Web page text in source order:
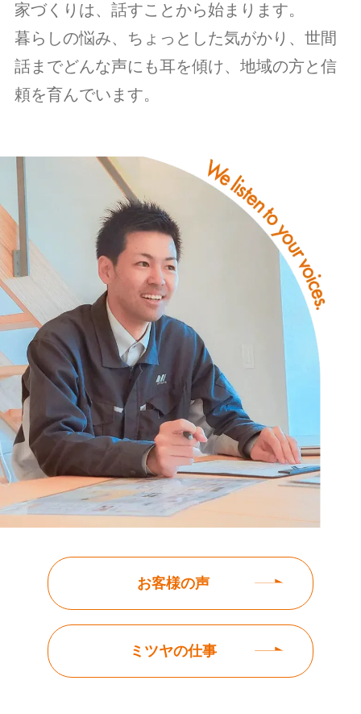
家づくりは、話すことから始まります。
暮らしの悩み、ちょっとした気がかり、世間
話までどんな声にも耳を傾け、地域の方と信
頼を育んでいます。
お客様の声
ミツヤの仕事